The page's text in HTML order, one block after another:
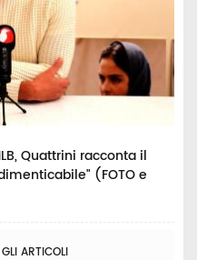
Quattrini racconta il
(FOTO e
ARTICOLI